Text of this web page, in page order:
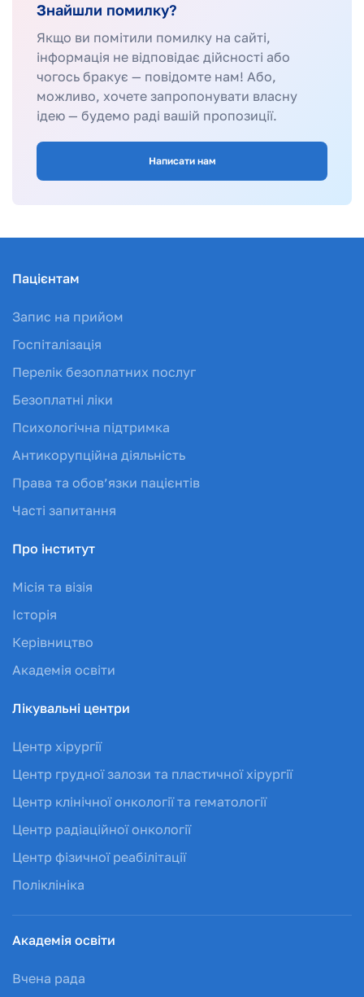
Знайшли помилку?
Якщо ви помітили помилку на сайті,
інформація не відповідає дійсності або
чогось бракує — повідомте нам! Або,
можливо, хочете запропонувати власну
ідею — будемо раді вашій пропозиції.
Написати нам
Пацієнтам
Запис на прийом
Госпіталізація
Перелік безоплатних послуг
Безоплатні ліки
Психологічна підтримка
Антикорупційна діяльність
Права та обов’язки пацієнтів
Часті запитання
Про інститут
Місія та візія
Історія
Керівництво
Академія освіти
Лікувальні центри
Центр хірургії
Центр грудної залози та пластичної хірургії
Центр клінічної онкології та гематології
Центр радіаційної онкології
Центр фізичної реабілітації
Поліклініка
Академія освіти
Вчена рада